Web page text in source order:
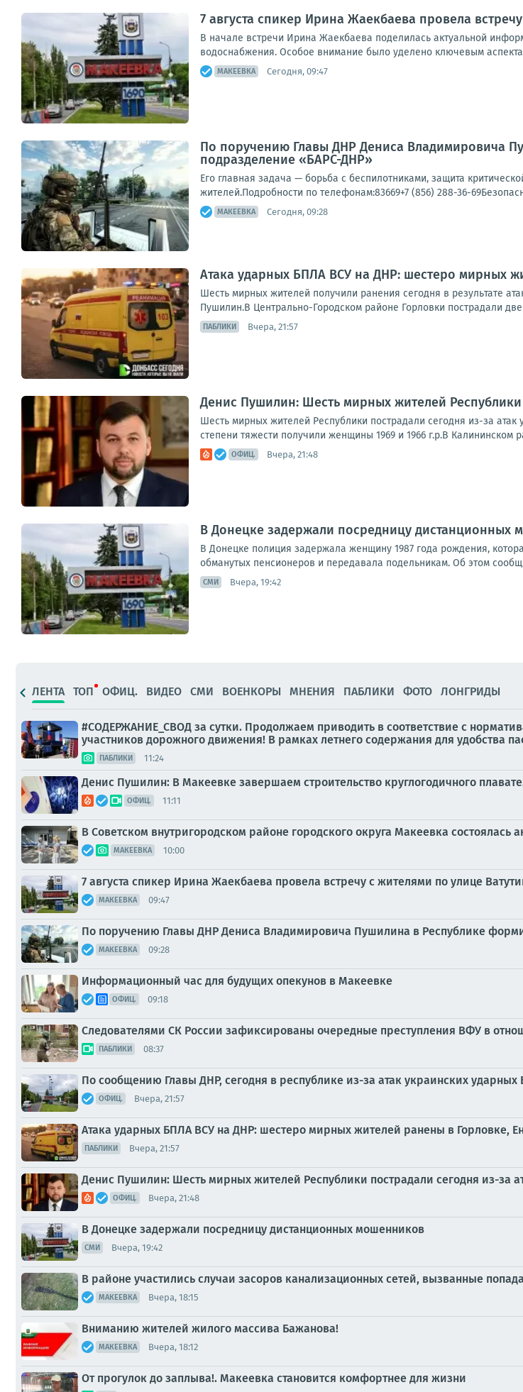
7 августа спикер Ирина Жаекбаева провела
В начале встречи Ирина Жаекбаева поделилась актуальной
водоснабжения. Особое внимание было уделено ключевым
МАКЕЕВКА Сегодня, 09:47
По поручению Главы ДНР Дениса Владимировича
подразделение «БАРС-ДНР»
Его главная задача — борьба с беспилотниками, защита
жителей.Подробности по телефонам:83669+7 (856) 288-36-
МАКЕЕВКА Сегодня, 09:28
Атака ударных БПЛА ВСУ на ДНР: шестеро мирных
Шесть мирных жителей получили ранения сегодня в результате
Пушилин.В Центрально-Городском районе Горловки пострадали
ПАБЛИКИ Вчера, 21:57
Денис Пушилин: Шесть мирных жителей
Шесть мирных жителей Республики пострадали сегодня из-за
степени тяжести получили женщины 1969 и 1966 г.р.В Калининском
ОФИЦ. Вчера, 21:48
В Донецке задержали посредницу дистанционных
В Донецке полиция задержала женщину 1987 года рождения,
обманутых пенсионеров и передавала подельникам. Об этом
СМИ Вчера, 19:42
ЛЕНТА ТОП ОФИЦ. ВИДЕО СМИ ВОЕНКОРЫ МНЕНИЯ ПАБЛИКИ ФОТО ЛОНГРИДЫ
#СОДЕРЖАНИЕ_СВОД за сутки. Продолжаем приводить в соответствие с
участников дорожного движения! В рамках летнего содержания для удобства
ПАБЛИКИ 11:24
Денис Пушилин: В Макеевке завершаем строительство круглогодичного
ОФИЦ. 11:11
В Советском внутригородском районе городского округа Макеевка
МАКЕЕВКА 10:00
7 августа спикер Ирина Жаекбаева провела встречу с жителями по улице
МАКЕЕВКА 09:47
По поручению Главы ДНР Дениса Владимировича Пушилина в Республике
МАКЕЕВКА 09:28
Информационный час для будущих опекунов в Макеевке
ОФИЦ. 09:18
Следователями СК России зафиксированы очередные преступления ВФУ в
ПАБЛИКИ 08:37
По сообщению Главы ДНР, сегодня в республике из-за атак украинских
ОФИЦ. Вчера, 21:57
Атака ударных БПЛА ВСУ на ДНР: шестеро мирных жителей ранены в Горловке,
ПАБЛИКИ Вчера, 21:57
Денис Пушилин: Шесть мирных жителей Республики пострадали сегодня из-за
ОФИЦ. Вчера, 21:48
В Донецке задержали посредницу дистанционных мошенников
СМИ Вчера, 19:42
В районе участились случаи засоров канализационных сетей, вызванные
МАКЕЕВКА Вчера, 18:15
Вниманию жителей жилого массива Бажанова!
МАКЕЕВКА Вчера, 18:12
От прогулок до заплыва!. Макеевка становится комфортнее для жизни